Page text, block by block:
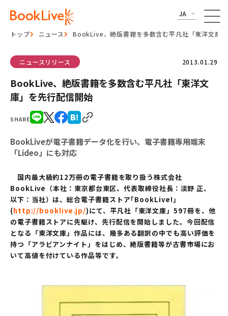
JA
トップ ニュース BookLive、絶版書籍を多数含む平凡社「東洋文庫
SHARE
ニュースリリース 2013.01.29
BookLive、絶版書籍を多数含む平凡社「東洋文
庫」を先行配信開始
BookLiveが電子書籍データ化を行い、電子書籍専用端末
「Lideo」にも対応
国内最大級約12万冊の電子書籍を取り扱う株式会社
BookLive（本社：東京都台東区、代表取締役社長：淡野 正、
以下：当社）は、総合電子書籍ストア｢BookLive!｣
(http://booklive.jp/)にて、平凡社「東洋文庫」597冊を、他
の電子書籍ストアに先駆け、先行配信を開始しました。今回配信
となる「東洋文庫」作品には、幾多ある翻訳の中でも高い評価を
持つ「アラビアンナイト」をはじめ、絶版書籍等が古書市場にお
いて高値を付けている作品等です。